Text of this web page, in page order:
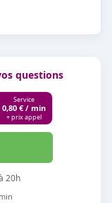
questions
Service
0,80 € / min
+ prix appel
20h